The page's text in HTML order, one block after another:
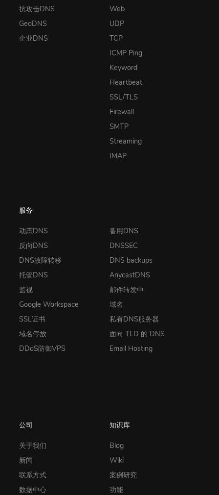
抗攻击DNS
GeoDNS
企业DNS
Web
UDP
TCP
ICMP Ping
Keyword
Heartbeat
SSL/TLS
Firewall
SMTP
Streaming
IMAP
服务
动态DNS
反向DNS
DNS故障转移
托管DNS
监视
Google Workspace
SSL证书
域名停放
DDoS防御VPS
备用DNS
DNSSEC
DNS backups
AnycastDNS
邮件转发中
域名
私有DNS服务器
面向 TLD 的 DNS
Email Hosting
公司
关于我们
新闻
联系方式
数据中心
知识库
Blog
Wiki
案例研究
功能